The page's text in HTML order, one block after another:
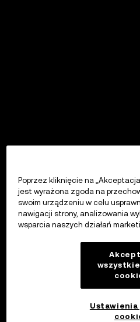
Poprzez kliknięcie na
jest wyrażona zgoda na
swoim urządzeniu w celu
nawigacji strony, analizowania
wsparcia naszych działań